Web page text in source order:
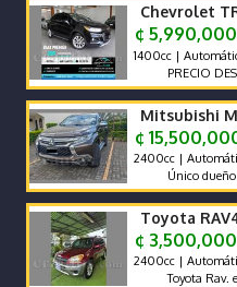
Chevrolet
¢ 5,990,000
1400cc |
PRECIO
Mitsubishi
¢
2400cc |
Único dueño -
Toyota
¢ 3,500,000
2400cc |
Toyota Rav.